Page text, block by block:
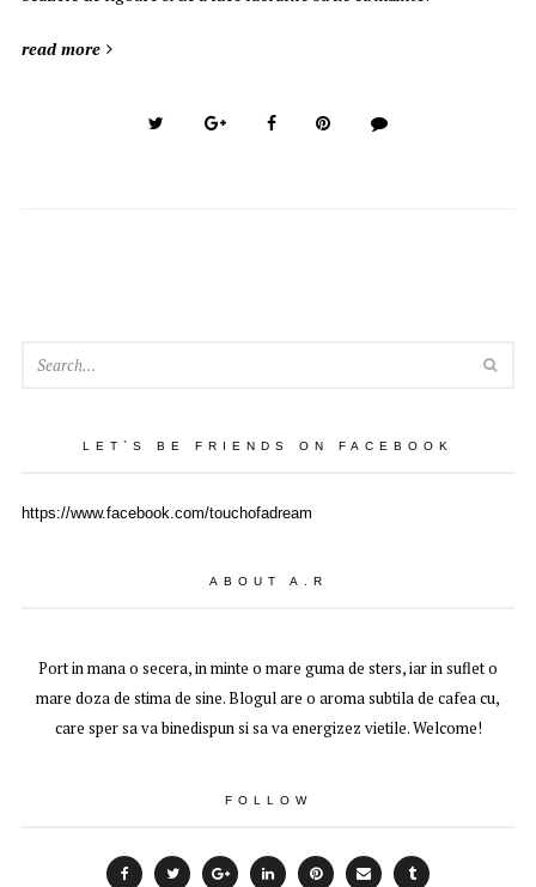
read more
LET`S BE FRIENDS ON FACEBOOK
https://www.facebook.com/touchofadream
ABOUT A.R
Port in mana o secera, in minte o mare guma de sters, iar in suflet o
mare doza de stima de sine. Blogul are o aroma subtila de cafea cu,
care sper sa va binedispun si sa va energizez vietile. Welcome!
FOLLOW